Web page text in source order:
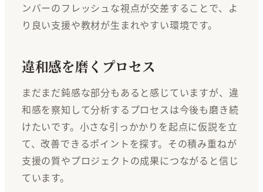
ンバーのフレッシュな視点が交差することで、よ
り良い支援や教材が生まれやすい環境です。
違和感を磨くプロセス
まだまだ鈍感な部分もあると感じていますが、違
和感を察知して分析するプロセスは今後も磨き続
けたいです。小さな引っかかりを起点に仮説を立
て、改善できるポイントを探す。その積み重ねが
支援の質やプロジェクトの成果につながると信じ
ています。